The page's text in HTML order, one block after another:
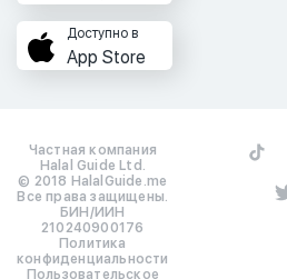
Доступно в
App Store
Частная компания
Halal Guide Ltd.
© 2018 HalalGuide.me
Все права защищены.
БИН/ИИН
210240900176
Политика
конфиденциальности
Пользовательское